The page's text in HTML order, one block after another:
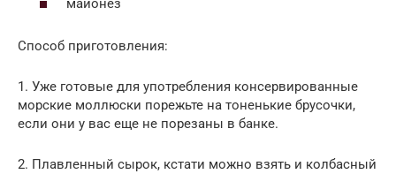
майонез
Способ приготовления:
1. Уже готовые для употребления консервированные
морские моллюски порежьте на тоненькие брусочки,
если они у вас еще не порезаны в банке.
2. Плавленный сырок, кстати можно взять и колбасный